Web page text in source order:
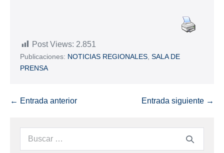
Post Views: 2.851
Publicaciones: NOTICIAS REGIONALES SALA DE
PRENSA
← Entrada anterior Entrada siguiente →